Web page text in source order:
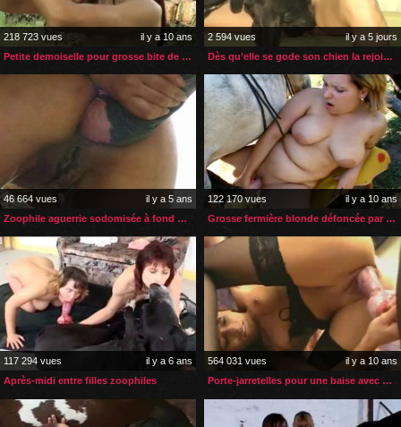
218 723 vues
il y a 10 ans
Petite demoiselle pour grosse bite de cheval
2 594 vues
il y a 5 jours
Dès qu’elle se gode son chien la rejoint pour la faire jouir
46 664 vues
il y a 5 ans
Zoophile aguerrie sodomisée à fond par son cheval
122 170 vues
il y a 10 ans
Grosse fermière blonde défoncée par son cheval
117 294 vues
il y a 6 ans
Après-midi entre filles zoophiles
564 031 vues
il y a 10 ans
Porte-jarretelles pour une baise avec son chien